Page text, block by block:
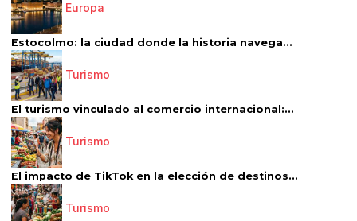
Europa
Estocolmo: la ciudad donde la historia navega...
Turismo
El turismo vinculado al comercio internacional:...
Turismo
El impacto de TikTok en la elección de destinos...
Turismo